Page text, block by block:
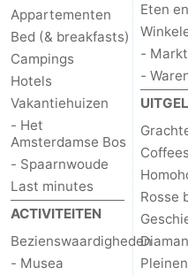
Contact
Appartementen
Bed (& breakfasts)
Campings
Hotels
Vakantiehuizen
- Het
Amsterdamse Bos
- Spaarnwoude
Last minutes
ACTIVITEITEN
Bezienswaardigheden
- Musea
Eten
-
-
Rosse